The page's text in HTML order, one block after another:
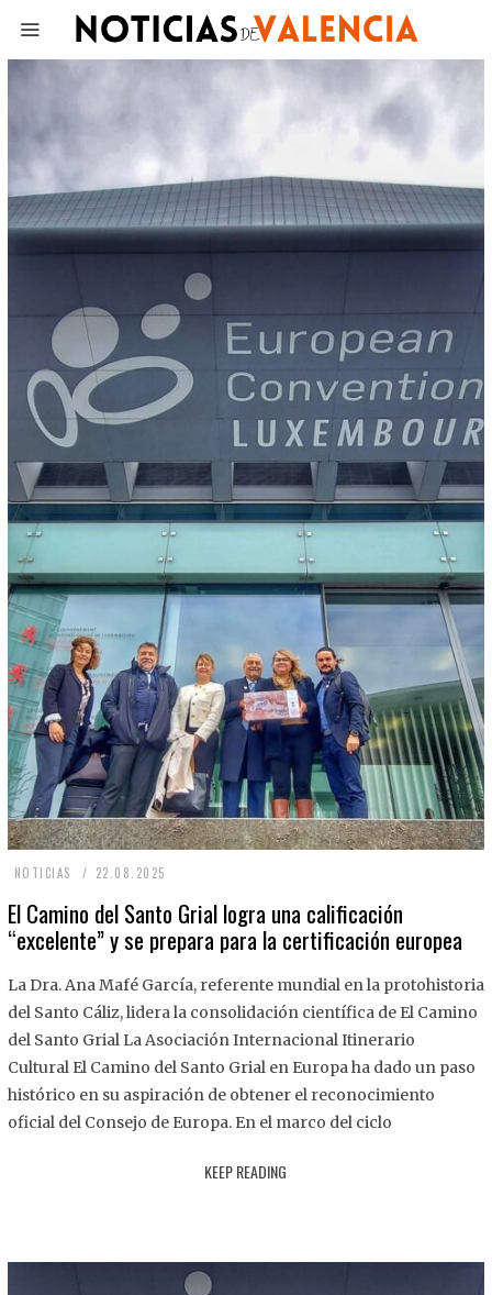
NOTICIAS 22.08.2025
.
8
2
2
El Camino del Santo Grial logra una calificación
“excelente” y se prepara para la certificación europea
La Dra. Ana Mafé García, referente mundial en la protohistoria
del Santo Cáliz, lidera la consolidación científica de El Camino
del Santo Grial La Asociación Internacional Itinerario
Cultural El Camino del Santo Grial en Europa ha dado un paso
histórico en su aspiración de obtener el reconocimiento
oficial del Consejo de Europa. En el marco del ciclo
KEEP READING